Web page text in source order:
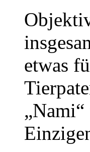
etwas